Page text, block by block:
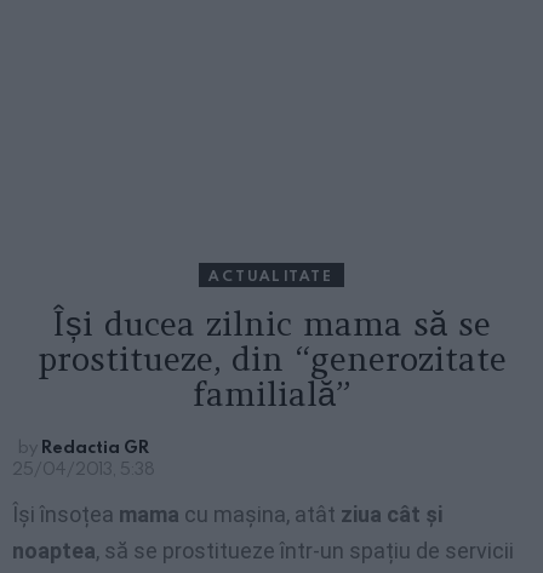
ACTUALITATE
Își ducea zilnic mama să se
prostitueze, din “generozitate
familială”
by Redactia GR
25/04/2013, 5:38
Își însoțea mama cu mașina, atât ziua cât și
noaptea, să se prostitueze într-un spațiu de servicii